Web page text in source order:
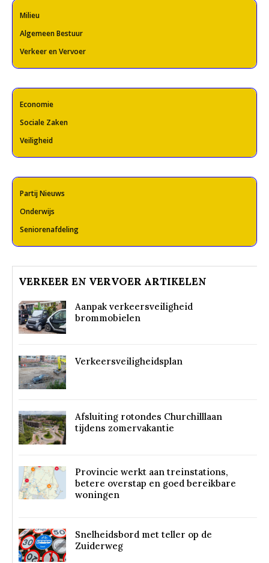
Milieu
Algemeen Bestuur
Verkeer en Vervoer
Economie
Sociale Zaken
Veiligheid
Partij Nieuws
Onderwijs
Seniorenafdeling
VERKEER EN VERVOER ARTIKELEN
Aanpak verkeersveiligheid
brommobielen
Verkeersveiligheidsplan
Afsluiting rotondes Churchilllaan
tijdens zomervakantie
Provincie werkt aan treinstations,
betere overstap en goed bereikbare
woningen
Snelheidsbord met teller op de
Zuiderweg